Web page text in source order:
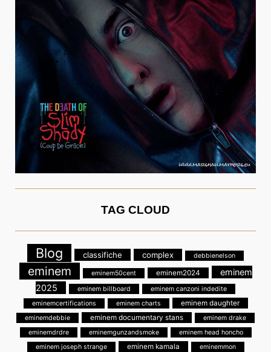
TAG CLOUD
Blog classifiche complex debbienelson
eminem eminem50cent eminem2024
eminem
2025
eminem billboard
eminem canzoni indedite
eminemcertifications
eminem charts eminem daughter
eminemdebbie eminem documentary stans
eminem drake
eminemdrdre
eminemgunzandsmoke
eminem head honcho
eminem joseph strange
eminem kamala eminemmon